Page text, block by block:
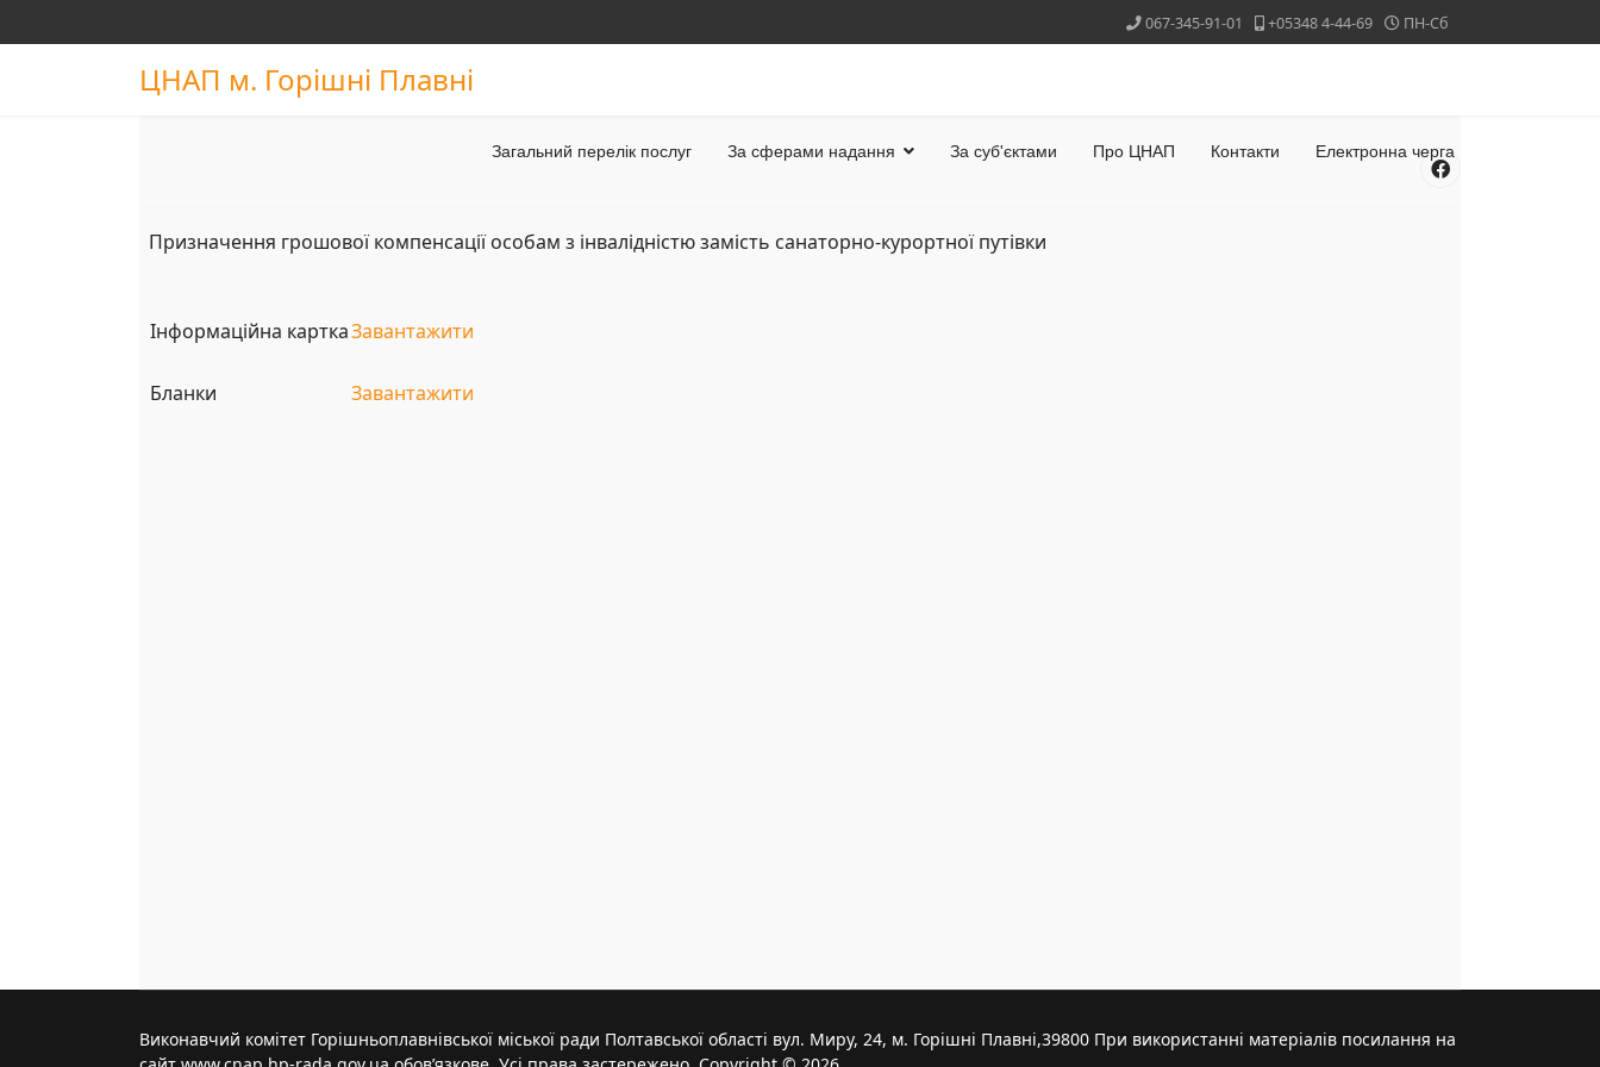
067-345-91-01 +05348 4-44-69 ПН-Сб
ЦНАП м. Горішні Плавні
Загальний перелік послуг За сферами надання За суб'єктами Про ЦНАП Контакти Електронна черга
Призначення грошової компенсації особам з інвалідністю замість санаторно-курортної путівки
Інформаційна карткаЗавантажити
Бланки Завантажити
Виконавчий комітет Горішньоплавнівської міської ради Полтавської області вул. Миру, 24, м. Горішні Плавні,39800 При використанні матеріалів посилання на